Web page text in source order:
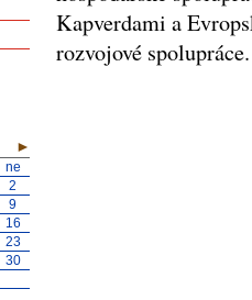
Kapverdami a
rozvojové spolupráce.
►
ne
2
9
16
23
30